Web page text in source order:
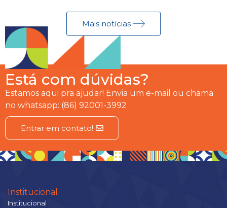
Mais notícias
Está com dúvidas?
Estamos aqui pra ajudar! Envia um e-mail ou chama
no whatsapp: (86) 92001-3992
Entrar em contato!
Institucional
Institucional